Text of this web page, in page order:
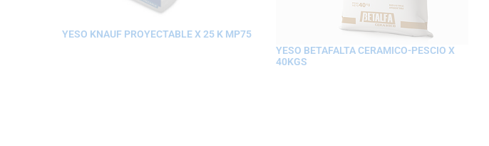
YESO KNAUF PROYECTABLE X 25 K MP75
YESO BETAFALTA CERAMICO-PESCIO X
40KGS